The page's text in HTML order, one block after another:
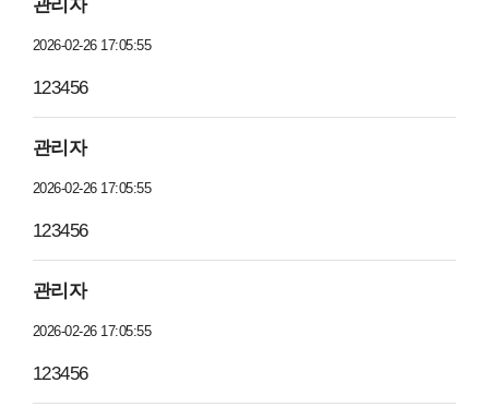
관리자
2026-02-26 17:05:55
123456
관리자
2026-02-26 17:05:55
123456
관리자
2026-02-26 17:05:55
123456